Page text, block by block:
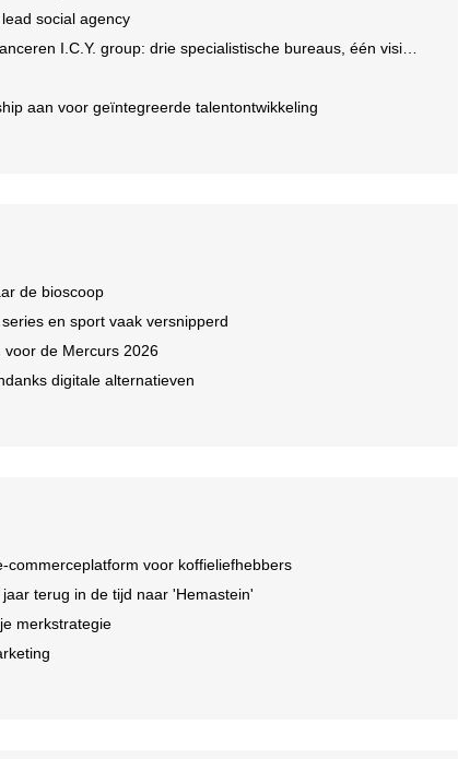
social agency
I.C.Y. group: drie specialistische bureaus, één visie op groei
aan voor geïntegreerde talentontwikkeling
de bioscoop
en sport vaak versnipperd
de Mercurs 2026
digitale alternatieven
voor koffieliefhebbers
terug in de tijd naar 'Hemastein'
merkstrategie